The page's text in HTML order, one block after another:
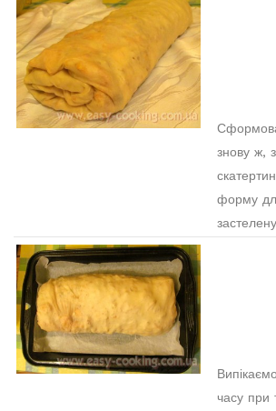
знову ж,
форму
часу при